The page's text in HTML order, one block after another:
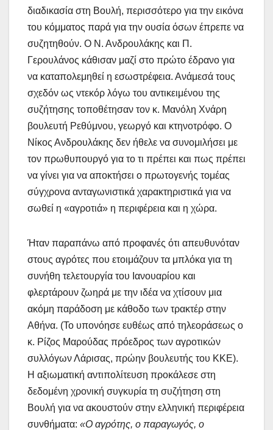
διαδικασία στη Βουλή, περισσότερο για την εικόνα
του κόμματος παρά για την ουσία όσων έπρεπε να
συζητηθούν. Ο Ν. Ανδρουλάκης και Π.
Γερουλάνος κάθισαν μαζί στο πρώτο έδρανο για
να καταπολεμηθεί η εσωστρέφεια. Ανάμεσά τους
σχεδόν ως ντεκόρ λόγω του αντικειμένου της
συζήτησης τοποθέτησαν τον κ. Μανόλη Χνάρη
βουλευτή Ρεθύμνου, γεωργό και κτηνοτρόφο. Ο
Νίκος Ανδρουλάκης δεν ήθελε να συνομιλήσει με
τον πρωθυπουργό για το τι πρέπει και πως πρέπει
να γίνει για να αποκτήσει ο πρωτογενής τομέας
σύγχρονα ανταγωνιστικά χαρακτηριστικά για να
σωθεί η «αγροτιά» η περιφέρεια και η χώρα.
Ήταν παραπάνω από προφανές ότι απευθυνόταν
στους αγρότες που ετοιμάζουν τα μπλόκα για τη
συνήθη τελετουργία του Ιανουαρίου και
φλερτάρουν ζωηρά με την ιδέα να χτίσουν μια
ακόμη παράδοση με κάθοδο των τρακτέρ στην
Αθήνα. (Το υπονόησε ευθέως από τηλεοράσεως ο
κ. Ρίζος Μαρούδας πρόεδρος των αγροτικών
συλλόγων Λάρισας, πρώην βουλευτής του ΚΚΕ).
Η αξιωματική αντιπολίτευση προκάλεσε στη
δεδομένη χρονική συγκυρία τη συζήτηση στη
Βουλή για να ακουστούν στην ελληνική περιφέρεια
συνθήματα: «Ο αγρότης, ο παραγωγός, ο